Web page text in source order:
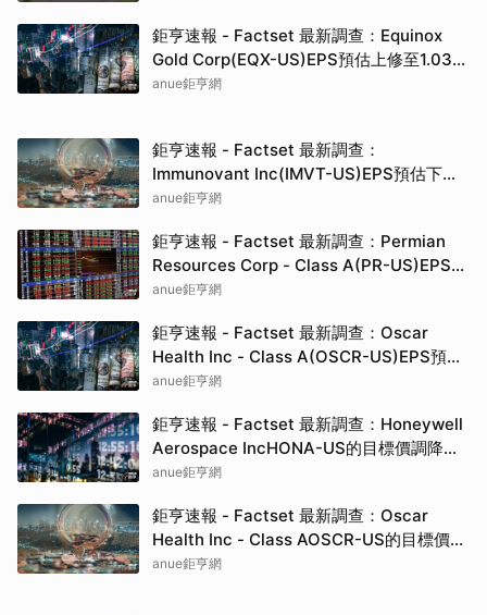
鉅亨速報 - Factset 最新調查：
Immunovant Inc(IMVT-US)EPS預估下修
鉅亨速報 - Factset 最新調查：Permian
Resources Corp - Class A(PR-US)EPS預
估上修至1.7元，預估目標價為25.00元
anue鉅亨網
鉅亨速報 - Factset 最新調查：Oscar
Health Inc - Class A(OSCR-US)EPS預估
上修至1.13元，預估目標價為25.00元
anue鉅亨網
鉅亨速報 - Factset 最新調查：Honeywell
Aerospace IncHONA-US的目標價調降至
235元，幅度約6%
anue鉅亨網
鉅亨速報 - Factset 最新調查：Oscar
Health Inc - Class AOSCR-US的目標價調
升至25元，幅度約13.64%
anue鉅亨網
少子化問題影響兵源，韓國下訂首筆大規模
陸上無人載具採購案
科技新報